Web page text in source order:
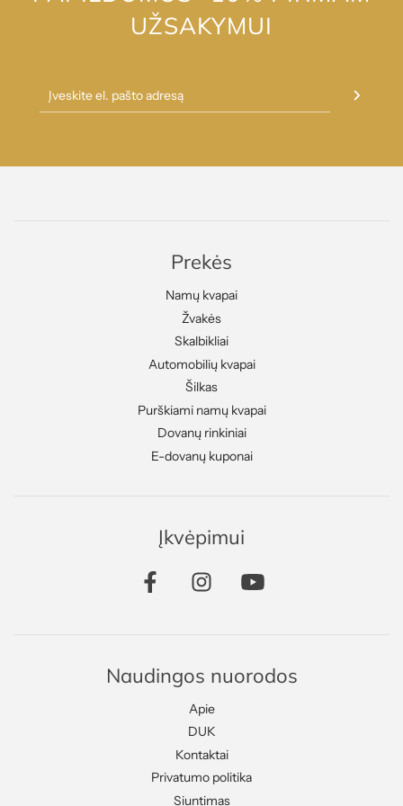
UŽSAKYMUI
Prekės
Namų kvapai
Žvakės
Skalbikliai
Automobilių kvapai
Šilkas
Purškiami namų kvapai
Dovanų rinkiniai
E-dovanų kuponai
Įkvėpimui
Naudingos nuorodos
Apie
DUK
Kontaktai
Privatumo politika
Siuntimas